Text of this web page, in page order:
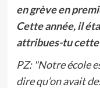
en grève en
Cette année, il
attribues-tu
PZ: "Notre école
dire qu’on avait